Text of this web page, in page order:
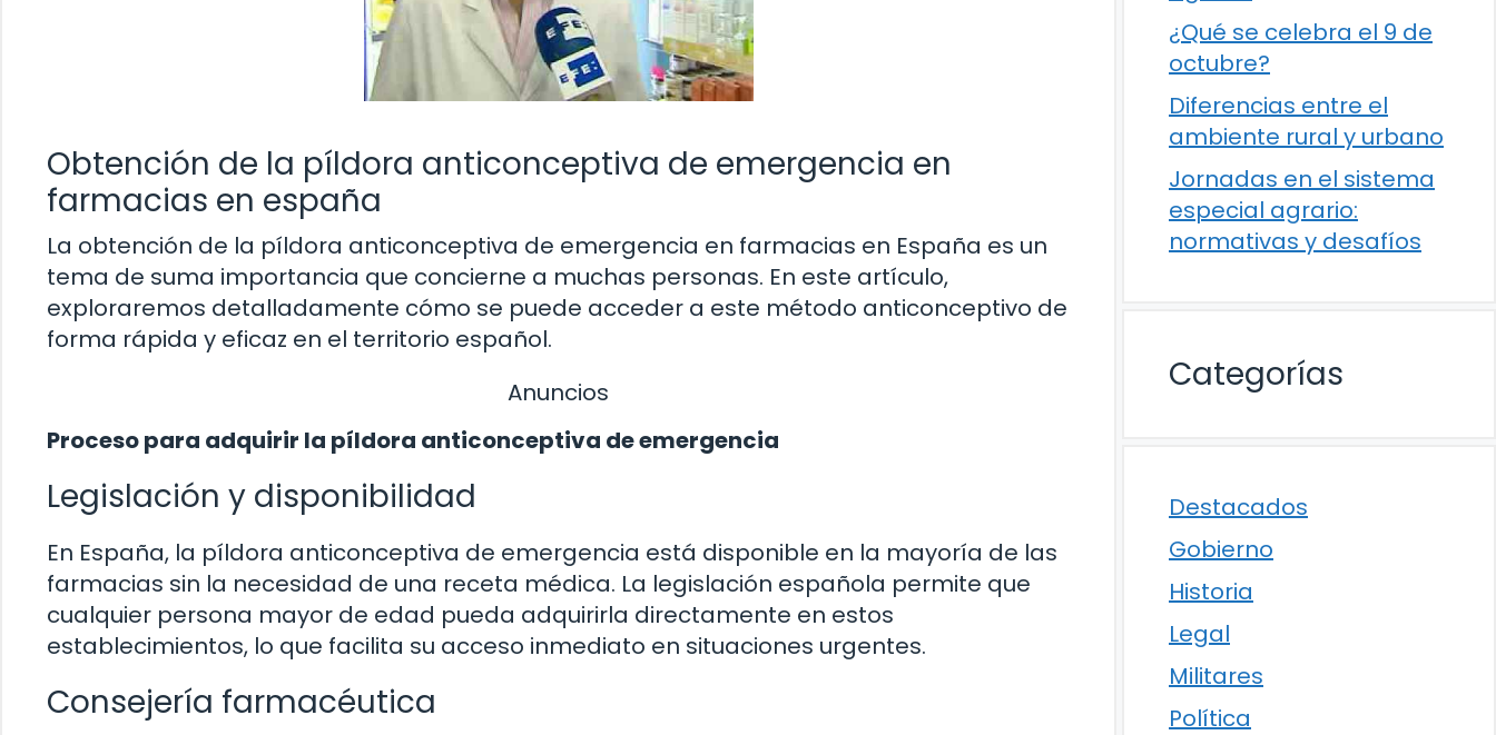
Obtención de la píldora anticonceptiva de emergencia en
farmacias en españa
La obtención de la píldora anticonceptiva de emergencia en farmacias en España es un
tema de suma importancia que concierne a muchas personas. En este artículo,
exploraremos detalladamente cómo se puede acceder a este método anticonceptivo de
forma rápida y eficaz en el territorio español.
Anuncios
Proceso para adquirir la píldora anticonceptiva de emergencia
Legislación y disponibilidad
En España, la píldora anticonceptiva de emergencia está disponible en la mayoría de las
farmacias sin la necesidad de una receta médica. La legislación española permite que
cualquier persona mayor de edad pueda adquirirla directamente en estos
establecimientos, lo que facilita su acceso inmediato en situaciones urgentes.
Consejería farmacéutica
¿Qué se celebra el 9 de
octubre?
Diferencias entre el
ambiente rural y urbano
Jornadas en el sistema
especial agrario:
normativas y desafíos
Categorías
Destacados
Gobierno
Historia
Legal
Militares
Política